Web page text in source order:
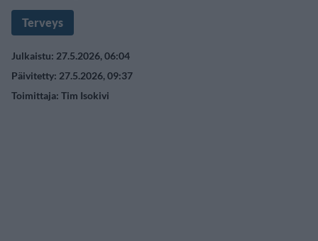
Terveys
Julkaistu: 27.5.2026, 06:04
Päivitetty: 27.5.2026, 09:37
Toimittaja: Tim Isokivi